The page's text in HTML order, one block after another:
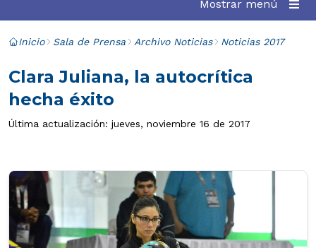
Mostrar menú
Inicio Sala de Prensa Archivo Noticias Noticias 2017
Clara Juliana, la autocrítica
hecha éxito
Última actualización: jueves, noviembre 16 de 2017